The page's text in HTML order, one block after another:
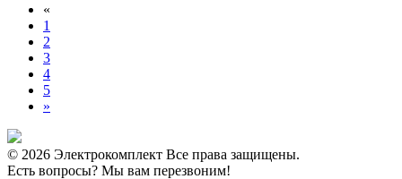
«
1
2
3
4
5
»
© 2026 Электрокомплект Все права защищены.
Есть вопросы? Мы вам перезвоним!